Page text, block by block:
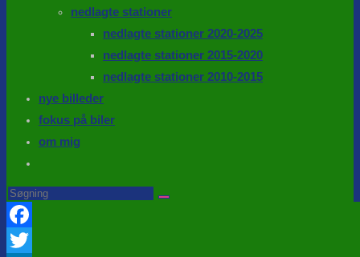
nedlagte stationer
nedlagte stationer 2020-2025
nedlagte stationer 2015-2020
nedlagte stationer 2010-2015
nye billeder
fokus på biler
om mig
website
Search
this
website
Facebook